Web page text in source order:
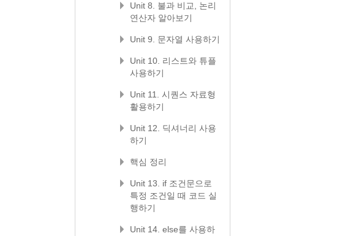
Unit 8. 불과 비교, 논리
연산자 알아보기
Unit 9. 문자열 사용하기
Unit 10. 리스트와 튜플
사용하기
Unit 11. 시퀀스 자료형
활용하기
Unit 12. 딕셔너리 사용
하기
핵심 정리
Unit 13. if 조건문으로
특정 조건일 때 코드 실
행하기
Unit 14. else를 사용하